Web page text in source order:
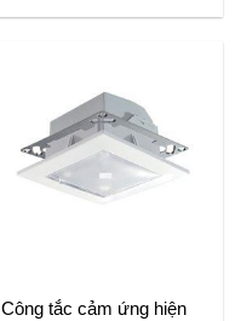
Công tắc cảm ứng hiện